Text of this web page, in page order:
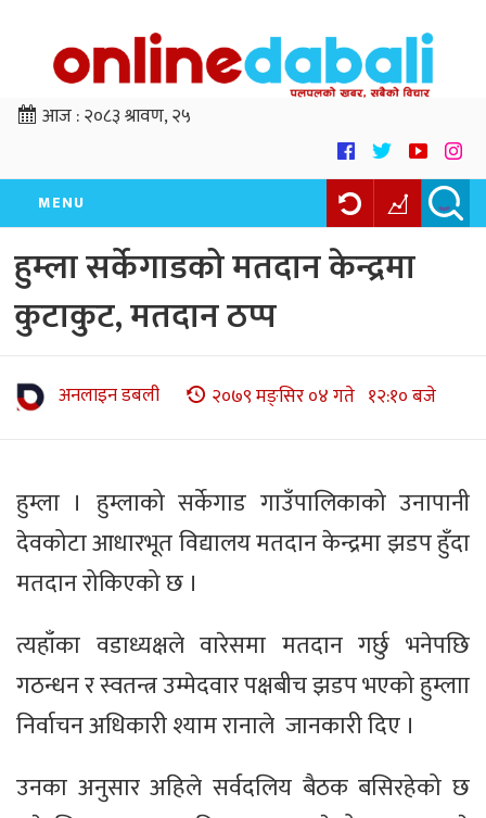
आज :२०८३ श्रावण, २५
MENU
हुम्ला सर्केगाडको मतदान केन्द्रमा
कुटाकुट, मतदान ठप्प
अनलाइन डबली २०७९ मङ्सिर ०४ गते १२:१० बजे
हुम्ला । हुम्लाको सर्केगाड गाउँपालिकाको उनापानी
देवकोटा आधारभूत विद्यालय मतदान केन्द्रमा झडप हुँदा
मतदान रोकिएको छ ।
त्यहाँका वडाध्यक्षले वारेसमा मतदान गर्छु भनेपछि
गठन्धन र स्वतन्त्र उम्मेदवार पक्षबीच झडप भएको हुम्लाा
निर्वाचन अधिकारी श्याम रानाले जानकारी दिए ।
उनका अनुसार अहिले सर्वदलिय बैठक बसिरहेको छ